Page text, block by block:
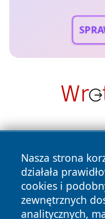
Nasza strona
działała
cookies i
zewnętrznych
analitycznych,
Copyright © 2026